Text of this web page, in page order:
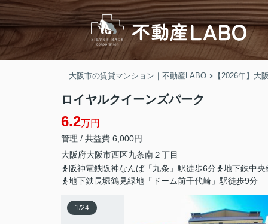
｜大阪市の賃貸マンション｜不動産LABO 【2026年】大
ロイヤルクイーンズパーク
6.2万円
管理 / 共益費 6,000円
大阪府大阪市西区九条南２丁目
阪神電鉄阪神なんば「九条」駅徒歩6分
地下鉄中
地下鉄長堀鶴見緑地「ドーム前千代崎」駅徒歩9分
1/24